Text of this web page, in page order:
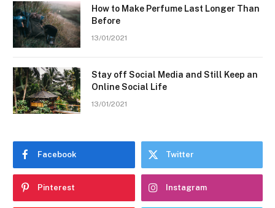
How to Make Perfume Last Longer Than
Before
13/01/2021
Stay off Social Media and Still Keep an
Online Social Life
13/01/2021
Facebook Twitter
Pinterest Instagram